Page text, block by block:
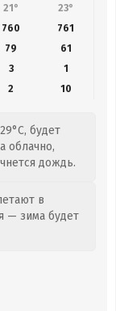
21° 23°
760 761
79 61
3
1
2 10
будет
облачно,
дождь.
в
— зима будет